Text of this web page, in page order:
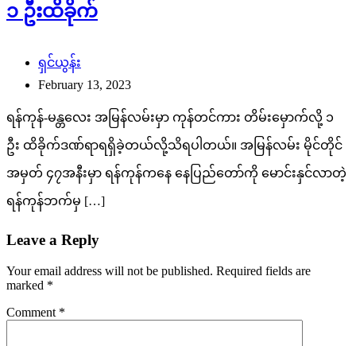
၁ ဦးထိခိုက်
ရှင်ယွန်း
February 13, 2023
ရန်ကုန်-မန္တလေး အမြန်လမ်းမှာ ကုန်တင်ကား တိမ်းမှောက်လို့ ၁
ဦး ထိခိုက်ဒဏ်ရာရရှိခဲ့တယ်လို့သိရပါတယ်။ အမြန်လမ်း မိုင်တိုင်
အမှတ် ၄၇အနီးမှာ ရန်ကုန်ကနေ နေပြည်တော်ကို မောင်းနှင်လာတဲ့
ရန်ကုန်ဘက်မှ […]
Leave a Reply
Your email address will not be published. Required fields are
marked *
Comment *